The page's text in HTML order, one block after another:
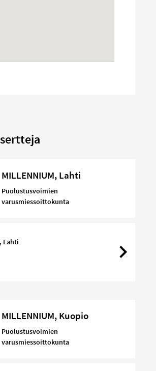
MILLENNIUM, Lahti
Puolustusvoimien
varusmiessoittokunta
Lahti
MILLENNIUM, Kuopio
Puolustusvoimien
varusmiessoittokunta